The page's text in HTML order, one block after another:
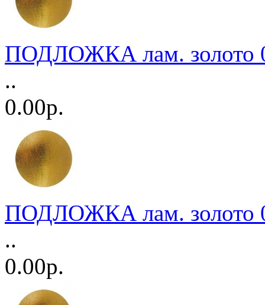
ПОДЛОЖКА лам. золото
..
0.00р.
ПОДЛОЖКА лам. золото
..
0.00р.